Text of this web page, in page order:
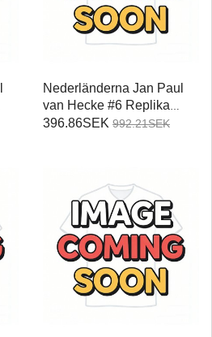
Nederländerna Jan Paul
van Hecke #6 Replika
Bortatröja Damer VM 2026
396.86SEK 992.21SEK